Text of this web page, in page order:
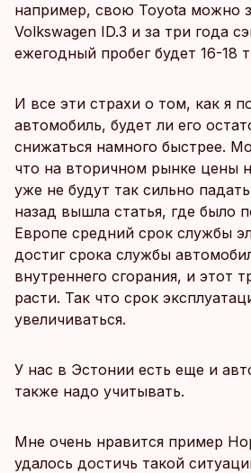
например, свою Toyota можно
Volkswagen ID.3 и за три года
ежегодный пробег будет 16-18
И все эти страхи о том, как я
автомобиль, будет ли его
снижаться намного быстрее.
что на вторичном рынке цены
уже не будут так сильно
назад вышла статья, где было
Европе средний срок службы
достиг срока службы
внутреннего сгорания, и этот
расти. Так что срок
увеличиваться.
У нас в Эстонии есть еще и
также надо учитывать.
Мне очень нравится пример
удалось достичь такой